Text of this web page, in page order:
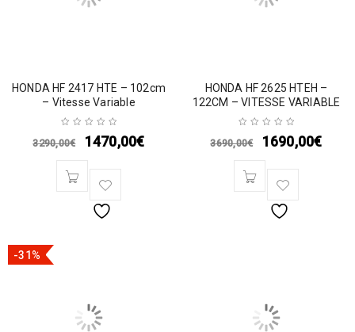
HONDA HF 2417 HTE – 102cm
– Vitesse Variable
3290,00€ 1470,00€
HONDA HF 2625 HTEH –
122CM – VITESSE VARIABLE
3690,00€ 1690,00€
-31%